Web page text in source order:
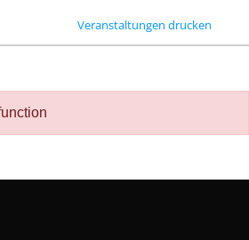
Veranstaltungen drucken